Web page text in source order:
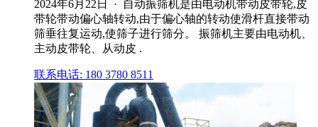
2024年6月22日 · 自动振筛机是由电动机带动皮带轮,皮
带轮带动偏心轴转动,由于偏心轴的转动使滑杆直接带动
筛垂往复运动,使筛子进行筛分。 振筛机主要由电动机、
主动皮带轮、从动皮 .
联系电话: 180 3780 8511